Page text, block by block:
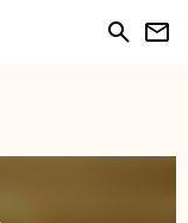
search newsletter